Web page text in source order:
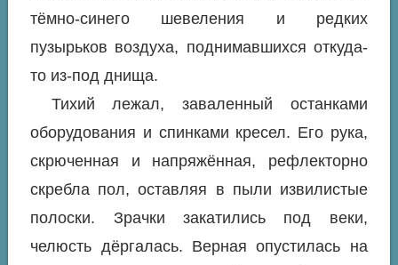
тёмно-синего шевеления и редких
пузырьков воздуха, поднимавшихся откуда-
то из-под днища.
Тихий лежал, заваленный останками
оборудования и спинками кресел. Его рука,
скрюченная и напряжённая, рефлекторно
скребла пол, оставляя в пыли извилистые
полоски. Зрачки закатились под веки,
челюсть дёргалась. Верная опустилась на